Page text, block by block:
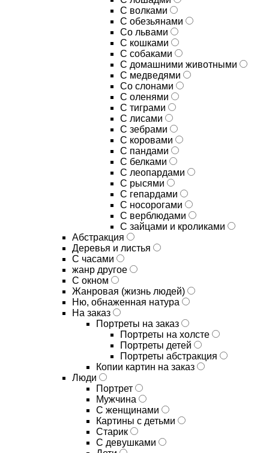
С волками
С обезьянами
Со львами
С кошками
С собаками
С домашними животными
С медведями
Со слонами
С оленями
С тиграми
С лисами
С зебрами
С коровами
С пандами
С белками
С леопардами
С рысями
С гепардами
С носорогами
С верблюдами
С зайцами и кроликами
Абстракция
Деревья и листья
С часами
жанр другое
С окном
Жанровая (жизнь людей)
Ню, обнаженная натура
На заказ
Портреты на заказ
Портреты на холсте
Портреты детей
Портреты абстракция
Копии картин на заказ
Люди
Портрет
Мужчина
С женщинами
Картины с детьми
Старик
С девушками